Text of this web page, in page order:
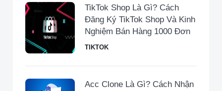
TikTok Shop Là Gì? Cách
Đăng Ký TikTok Shop Và Kinh
Nghiệm Bán Hàng 1000 Đơn
TIKTOK
Acc Clone Là Gì? Cách Nhận